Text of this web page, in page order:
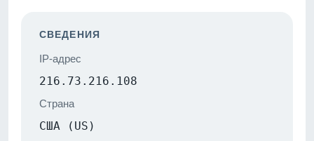
СВЕДЕНИЯ
IP-адрес
216.73.216.108
Страна
США (US)